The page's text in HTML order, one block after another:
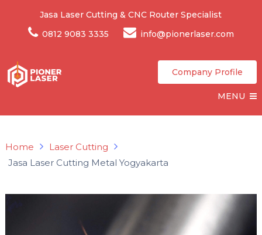
Jasa Laser Cutting & CNC Router Specialist
0812 9083 3335
info@pionerlaser.com
Company Profile
MENU
Home
Laser Cutting
Jasa Laser Cutting Metal Yogyakarta